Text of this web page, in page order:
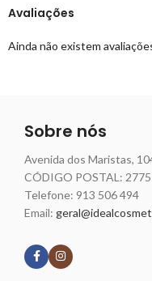
Avaliações
Ainda não existem
Sobre nós
Avenida dos Maristas,
CÓDIGO POSTAL:
Telefone: 913 506 494
Email: